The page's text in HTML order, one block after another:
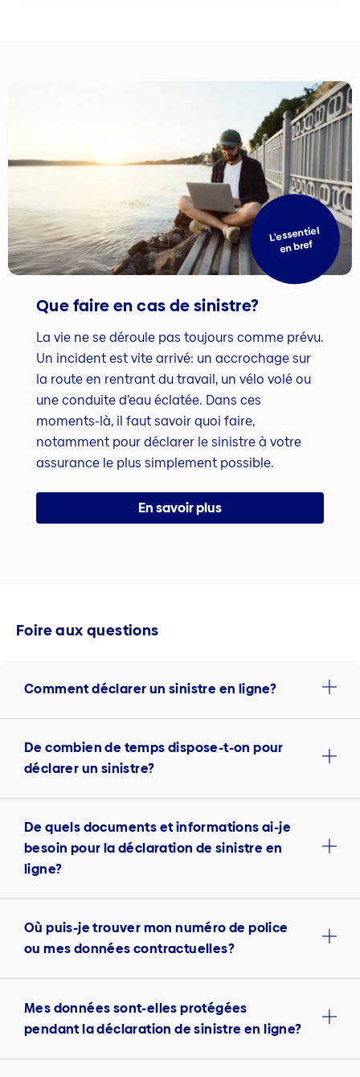
L’essentiel
en bref
Que faire en cas de sinistre?
La vie ne se déroule pas toujours comme prévu.
Un incident est vite arrivé: un accrochage sur
la route en rentrant du travail, un vélo volé ou
une conduite d’eau éclatée. Dans ces
moments-là, il faut savoir quoi faire,
notamment pour déclarer le sinistre à votre
assurance le plus simplement possible.
En savoir plus
Foire aux questions
Comment déclarer un sinistre en ligne?
De combien de temps dispose-t-on pour
déclarer un sinistre?
De quels documents et informations ai-je
besoin pour la déclaration de sinistre en
ligne?
Où puis-je trouver mon numéro de police
ou mes données contractuelles?
Mes données sont-elles protégées
pendant la déclaration de sinistre en ligne?